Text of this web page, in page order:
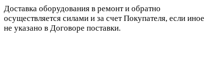
Доставка оборудования в ремонт и обратно
осуществляется силами и за счет Покупателя, если иное
не указано в Договоре поставки.